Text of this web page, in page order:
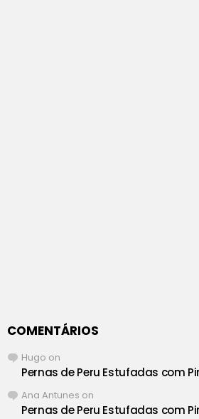
COMENTÁRIOS
Hugo on
Pernas de Peru Estufadas com
Ana Antunes on
Pernas de Peru Estufadas com